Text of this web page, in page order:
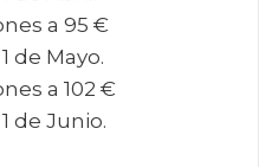
a 95 €
de Mayo.
a 102 €
de Junio.